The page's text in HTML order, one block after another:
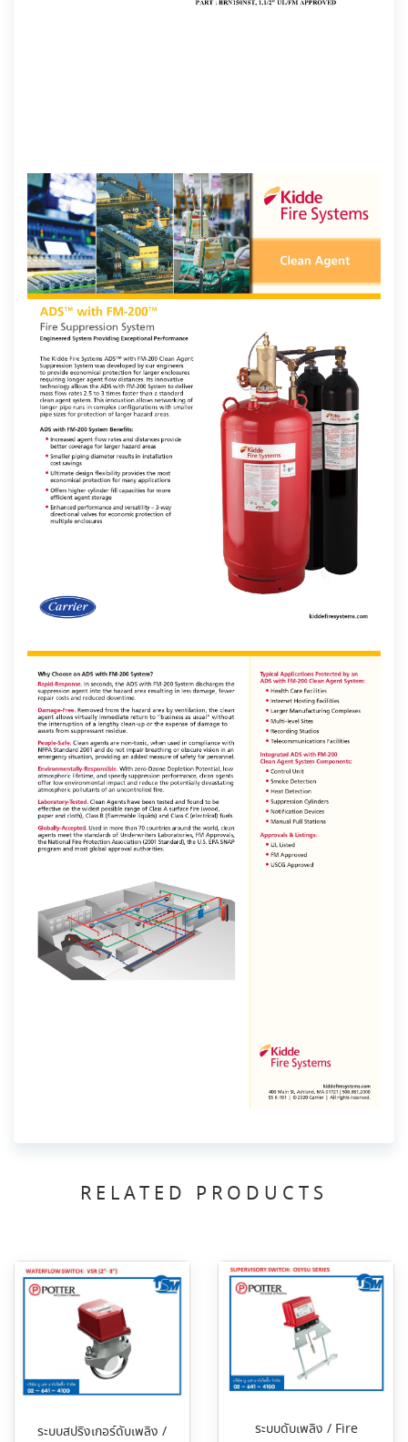
RELATED PRODUCTS
ระบบสปริงเกอร์ดับเพลิง /
ระบบดับเพลิง / Fire